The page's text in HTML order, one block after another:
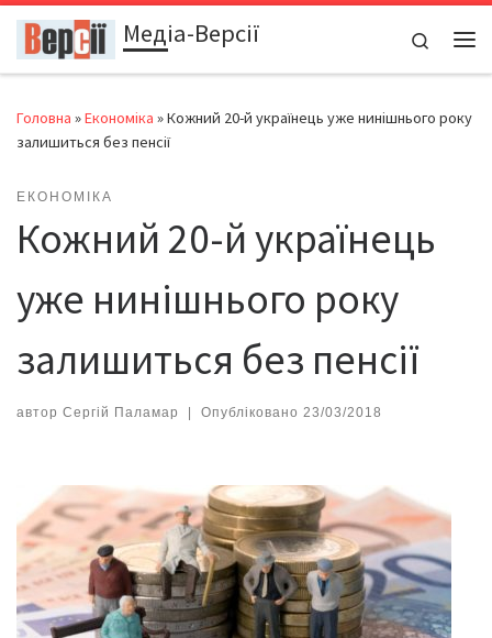
Перейти до вмістуМедіа-Версії
Search
Головна »Економіка »Кожний 20-й українець уже нинішнього року
залишиться без пенсії
ЕКОНОМІКА
Кожний 20-й українець
уже нинішнього року
залишиться без пенсії
автор Сергій Паламар | Опубліковано 23/03/2018